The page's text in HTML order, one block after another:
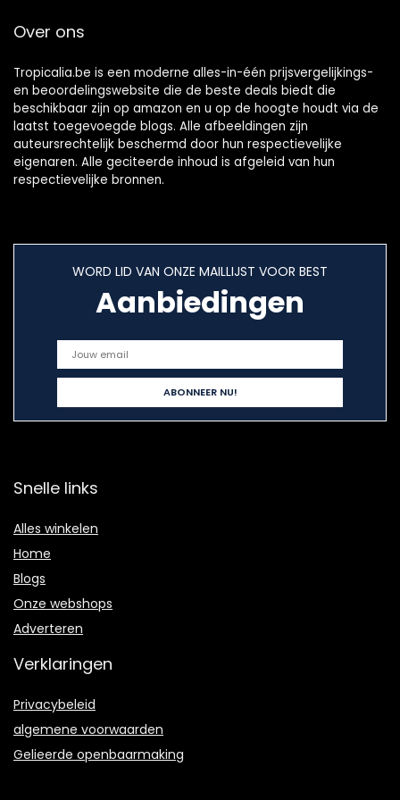
Over ons
Tropicalia.be is een moderne alles-in-één prijsvergelijkings-
en beoordelingswebsite die de beste deals biedt die
beschikbaar zijn op amazon en u op de hoogte houdt via de
laatst toegevoegde blogs. Alle afbeeldingen zijn
auteursrechtelijk beschermd door hun respectievelijke
eigenaren. Alle geciteerde inhoud is afgeleid van hun
respectievelijke bronnen.
WORD LID VAN ONZE MAILLIJST VOOR BEST
Aanbiedingen
Snelle links
Alles winkelen
Home
Blogs
Onze webshops
Adverteren
Verklaringen
Privacybeleid
algemene voorwaarden
Gelieerde openbaarmaking